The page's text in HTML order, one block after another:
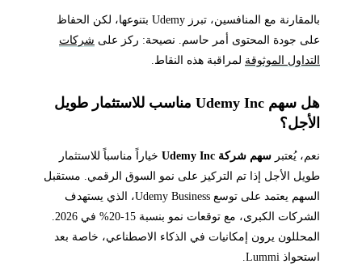
بالمقارنة مع المنافسين، تبرز Udemy بتنوعها، لكن الحفاظ
على جودة المحتوى أمر حاسم. نصيحة: ركز على شركات
التداول الموثوقةلمراقبة هذه النقاط.
هل سهم Udemy Inc مناسب للاستثمار طويل
الأجل؟
نعم، يُعتبر سهم شركة Udemy Inc
خياراً مناسباً للاستثمار
طويل الأجل إذا تم التركيز على نمو السوق الرقمي. مستقبل
السهم يعتمد على توسع Udemy Business، الذي يستهدف
الشركات الكبرى، مع توقعات نمو بنسبة 15-20% في 2026.
المحللون يرون إمكانيات في الذكاء الاصطناعي، خاصة بعد
استحواذ Lummi.